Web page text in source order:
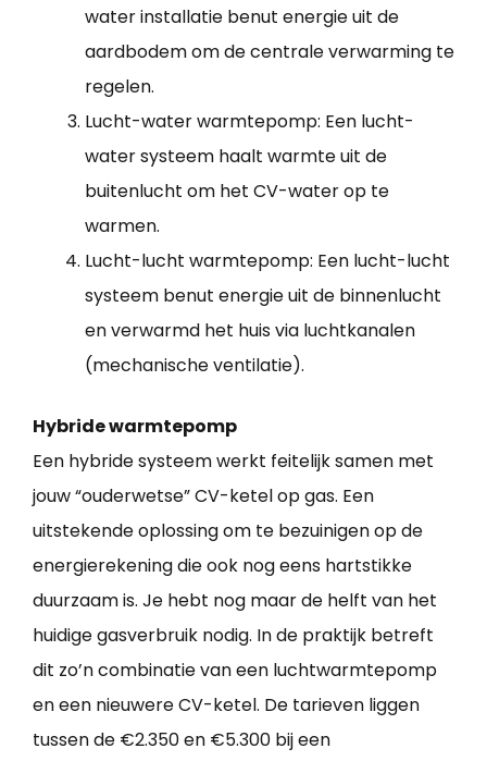
water installatie benut energie uit de
aardbodem om de centrale verwarming te
regelen.
Lucht-water warmtepomp: Een lucht-
water systeem haalt warmte uit de
buitenlucht om het CV-water op te
warmen.
Lucht-lucht warmtepomp: Een lucht-lucht
systeem benut energie uit de binnenlucht
en verwarmd het huis via luchtkanalen
(mechanische ventilatie).
Hybride warmtepomp
Een hybride systeem werkt feitelijk samen met
jouw “ouderwetse” CV-ketel op gas. Een
uitstekende oplossing om te bezuinigen op de
energierekening die ook nog eens hartstikke
duurzaam is. Je hebt nog maar de helft van het
huidige gasverbruik nodig. In de praktijk betreft
dit zo’n combinatie van een luchtwarmtepomp
en een nieuwere CV-ketel. De tarieven liggen
tussen de €2.350 en €5.300 bij een